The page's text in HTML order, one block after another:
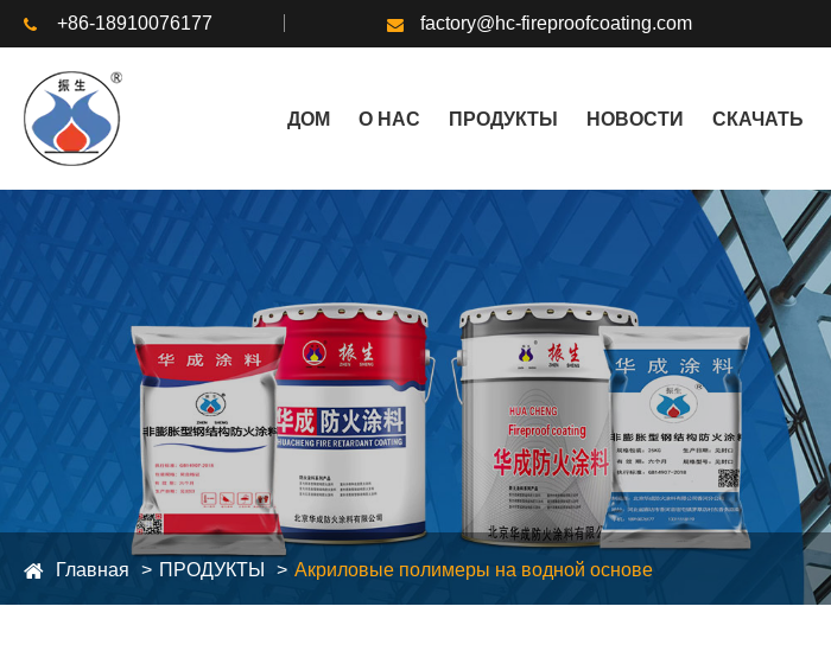
+86-18910076177 factory@hc-fireproofcoating.com
ДОМ О НАС ПРОДУКТЫ НОВОСТИ СКАЧАТЬ
Главная ПРОДУКТЫ Акриловые полимеры на водной основе